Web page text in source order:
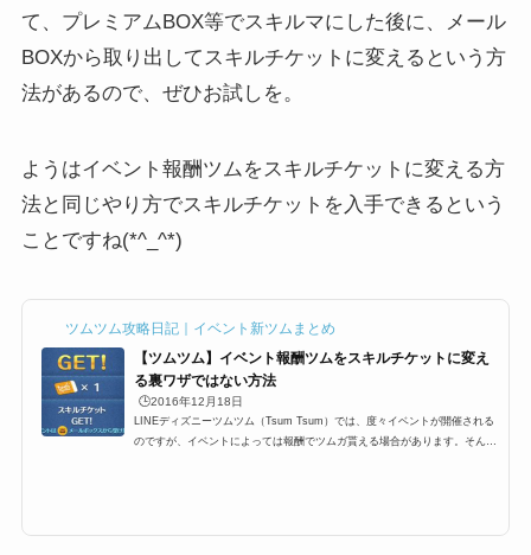
て、プレミアムBOX等でスキルマにした後に、メール
BOXから取り出してスキルチケットに変えるという方
法があるので、ぜひお試しを。
ようはイベント報酬ツムをスキルチケットに変える方
法と同じやり方でスキルチケットを入手できるという
ことですね(*^_^*)
ツムツム攻略日記｜イベント新ツムまとめ
【ツムツム】イベント報酬ツムをスキルチケットに変え
る裏ワザではない方法
🕒️2016年12月18日
LINEディズニーツムツム（Tsum Tsum）では、度々イベントが開催される
のですが、イベントによっては報酬でツムガ貰える場合があります。そんな